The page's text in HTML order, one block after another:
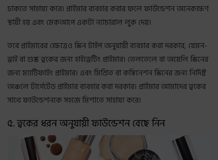
ঢাকতে সাহায্য করে। প্রাইমার ব্যবহার করার ফলে ফাউন্ডেশন অনেকক্ষণ
স্থায়ী হয় এবং মেকআপে একটা ন্যাচারাল লুক দেয়।
তবে প্রাইমারের ক্ষেত্রেও স্কিন টাইপ অনুযায়ী ব্যবহার করা দরকার, যেমন-
ড্রাই বা শুষ্ক ত্বকের জন্য হাইড্রেটিং প্রাইমার। তেলতেলে বা অয়েলি স্কিনের
জন্য ম্যাটিফাইং প্রাইমার। এবং মিশ্রিত বা কম্বিনেশন স্কিনের জন্য নির্দিষ্ট
অঞ্চলে টার্গেটেড প্রাইমার ব্যবহার করা দরকার। প্রাইমার আমাদের ত্বকের
সাথে ফাউন্ডেশনকে সহজে মিশাতে সাহায্য করে।
৫. ত্বকের ধরন অনুযায়ী ফাউন্ডেশন বেছে নিন